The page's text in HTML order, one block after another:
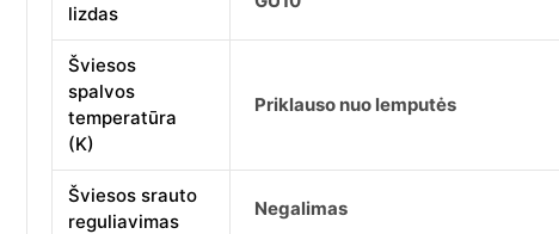
lizdas
Šviesos
spalvos
temperatūra
(K)
Priklauso nuo lemputės
Šviesos srauto
reguliavimas
Negalimas